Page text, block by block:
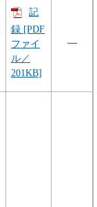
記
録 [PDF
ファイ
ル／
201KB]
―